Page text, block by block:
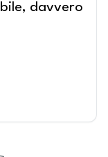
davvero